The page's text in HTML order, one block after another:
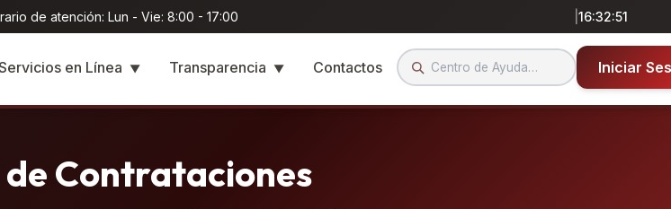
de atención: Lun - Vie: 8:00 - 17:00 16:32:51
en Línea ▼ Transparencia ▼ Contactos Iniciar
de Contrataciones